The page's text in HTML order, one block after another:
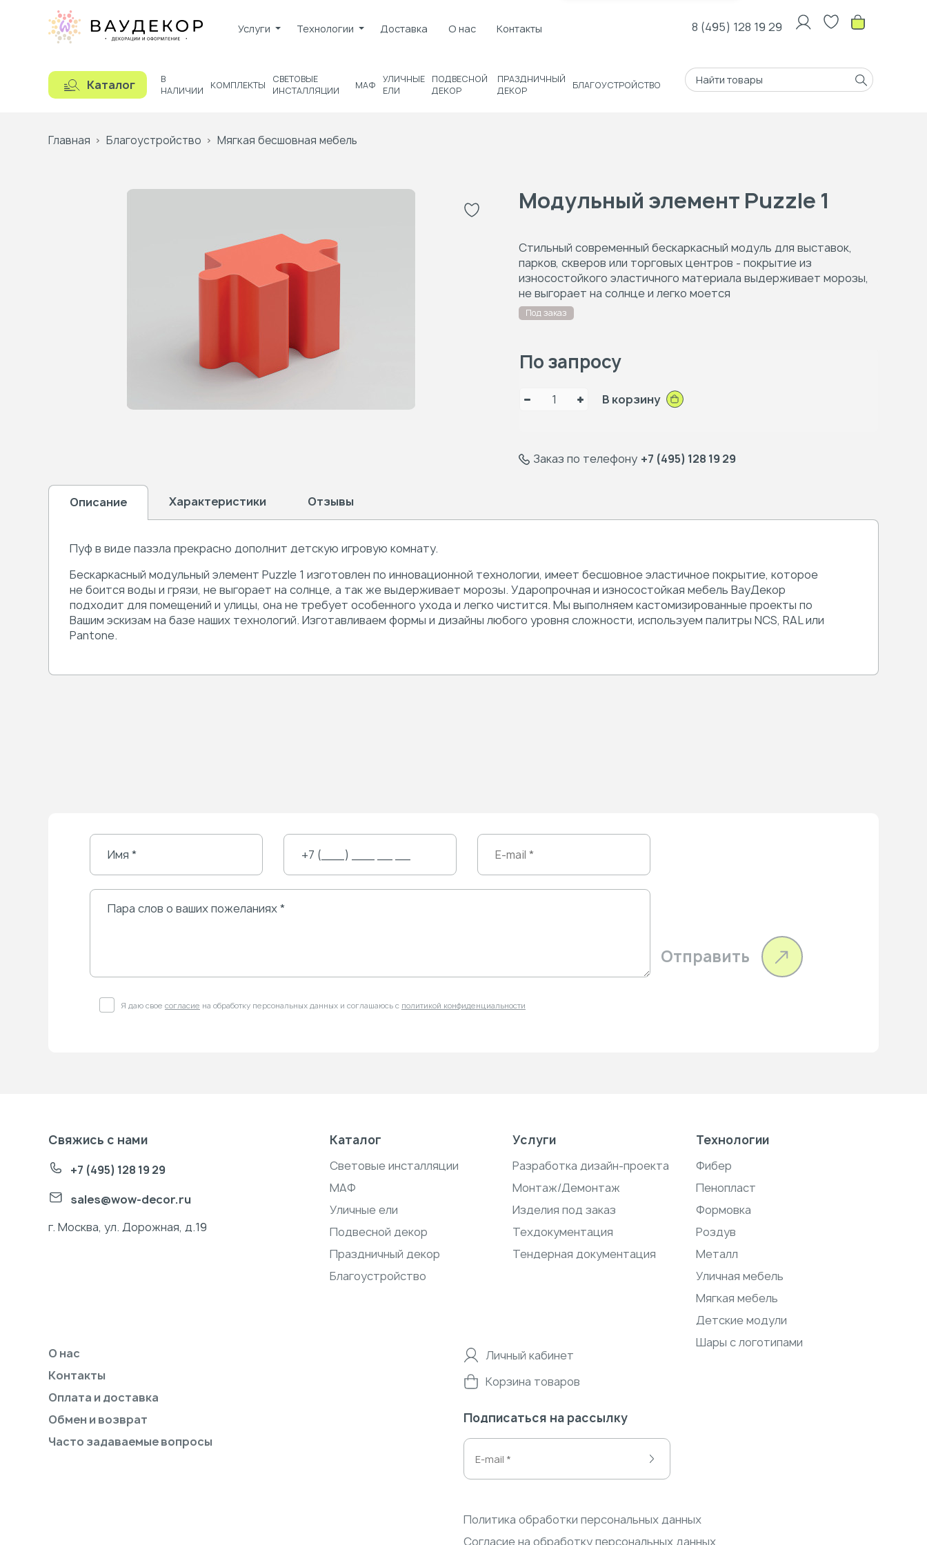
Услуги Технологии Доставка О нас Контакты 8 (495) 128 19 29
Каталог
В
НАЛИЧИИ
КОМПЛЕКТЫ
СВЕТОВЫЕ
ИНСТАЛЛЯЦИИ
МАФ
УЛИЧНЫЕ
ЕЛИ
ПОДВЕСНОЙ
ДЕКОР
ПРАЗДНИЧНЫЙ
ДЕКОР
БЛАГОУСТРОЙСТВО
Главная Благоустройство Мягкая бесшовная мебель
Модульный элемент Puzzle 1
Стильный современный бескаркасный модуль для выставок,
парков, скверов или торговых центров - покрытие из
износостойкого эластичного материала выдерживает морозы,
не выгорает на солнце и легко моется
Под заказ
По запросу
В корзину
Заказ по телефону +7 (495) 128 19 29
Описание Характеристики Отзывы
Пуф в виде паззла прекрасно дополнит детскую игровую комнату.
Бескаркасный модульный элемент Puzzle 1 изготовлен по инновационной технологии, имеет бесшовное эластичное покрытие, которое
не боится воды и грязи, не выгорает на солнце, а так же выдерживает морозы. Ударопрочная и износостойкая мебель ВауДекор
подходит для помещений и улицы, она не требует особенного ухода и легко чистится. Мы выполняем кастомизированные проекты по
Вашим эскизам на базе наших технологий. Изготавливаем формы и дизайны любого уровня сложности, используем палитры NCS, RAL или
Pantone.
Отправить
Я даю свое согласие на обработку персональных данных и соглашаюсь с политикой конфиденциальности
Свяжись с нами
+7 (495) 128 19 29
sales@wow-decor.ru
г. Москва, ул. Дорожная, д.19
Каталог
Световые инсталляции
МАФ
Уличные ели
Подвесной декор
Праздничный декор
Благоустройство
Услуги
Разработка дизайн-проекта
Монтаж/Демонтаж
Изделия под заказ
Техдокументация
Тендерная документация
Технологии
Фибер
Пенопласт
Формовка
Роздув
Металл
Уличная мебель
Мягкая мебель
Детские модули
Шары с логотипами
О нас
Контакты
Оплата и доставка
Обмен и возврат
Часто задаваемые вопросы
Личный кабинет
Корзина товаров
Подписаться на рассылку
Политика обработки персональных данных
Согласие на обработку персональных данных